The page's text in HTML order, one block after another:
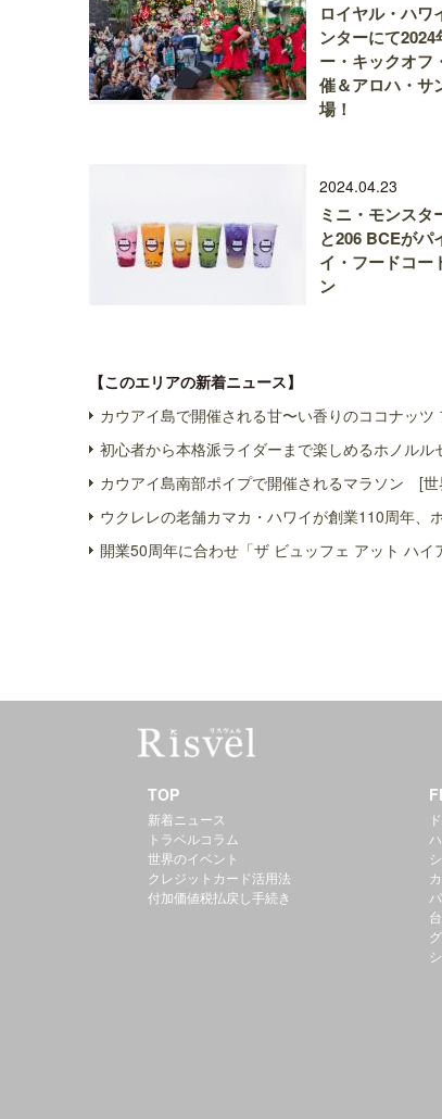
ロイヤル・ハワ
ンターにて2024
ー・キックオフ
催＆アロハ・サ
場！
2024.04.23
ミニ・モンスタ
と206 BCEがパ
イ・フードコー
ン
【このエリアの新着ニュース】
カウアイ島で開催される甘〜い香りのココナッ
初心者から本格派ライダーまで楽しめるホノル
カウアイ島南部ポイプで開催されるマラソン [
ウクレレの老舗カマカ・ハワイが創業110周年
開業50周年に合わせ「ザ ビュッフェ アット ハ
TOP
新着ニュース
トラベルコラム
世界のイベント
クレジットカード活用法
付加価値税払戻し手続き